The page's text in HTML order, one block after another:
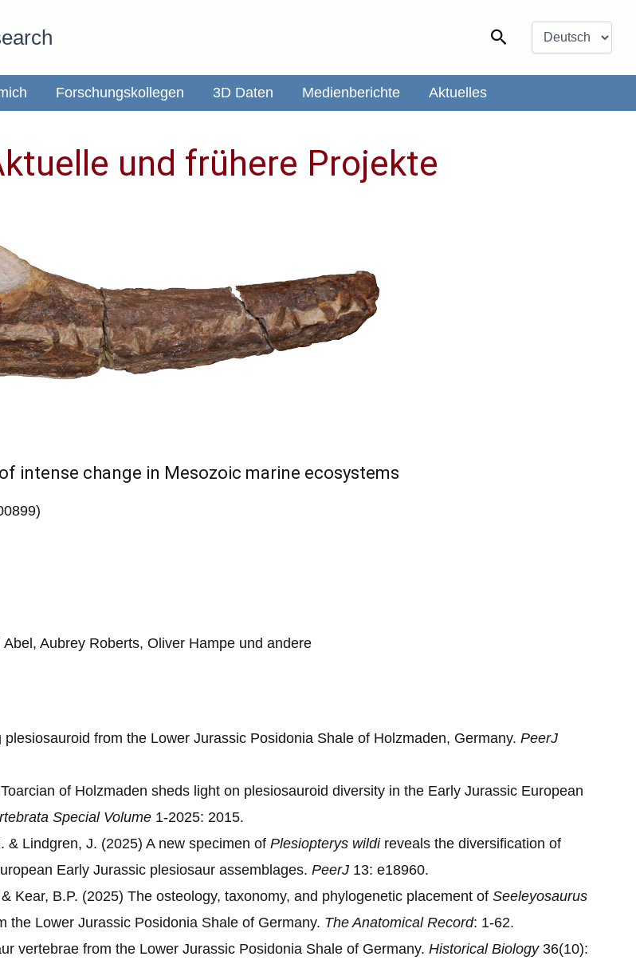
Suchen
auswählen
Forschungskollegen 3D Daten Medienberichte Aktuelles
und frühere Projekte
intense change in Mesozoic marine ecosystems
Aubrey Roberts, Oliver Hampe und andere
from the Lower Jurassic Posidonia Shale of Holzmaden, Germany. PeerJ
of Holzmaden sheds light on plesiosauroid diversity in the Early Jurassic European
Special Volume 1-2025: 2015.
& Lindgren, J. (2025) A new specimen of Plesiopterys wildireveals the diversification of
Early Jurassic plesiosaur assemblages. PeerJ 13: e18960.
Kear, B.P. (2025) The osteology, taxonomy, and phylogenetic placement of Seeleyosaurus
the Lower Jurassic Posidonia Shale of Germany. The Anatomical Record: 1-62.
vertebrae from the Lower Jurassic Posidonia Shale of Germany. Historical Biology36(10):